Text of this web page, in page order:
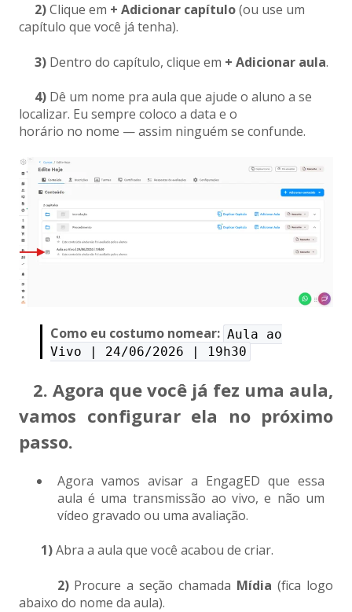
2)Clique em + Adicionar capítulo(ou use um
capítulo que você já tenha).
3) Dentro do capítulo, clique em + Adicionar aula.
4) Dê um nome pra aula que ajude o aluno a se
localizar. Eu sempre coloco a data e o
horário no nome — assim ninguém se confunde.
Como eu costumo nomear: Aula ao
Vivo | 24/06/2026 | 19h30
2. Agora que você já fez uma aula,
vamos configurar ela no próximo
passo.
Agora vamos avisar a EngagED que essa
aula é uma transmissão ao vivo, e não um
vídeo gravado ou uma avaliação.
1)Abra a aula que você acabou de criar.
2)Procure a seção chamada Mídia (fica logo
abaixo do nome da aula).